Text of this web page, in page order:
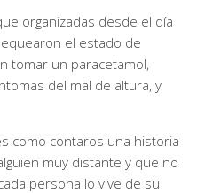
organizadas desde el día
el estado de
tomar un paracetamol,
del mal de altura, y
como contaros una historia
muy distante y que no
persona lo vive de su